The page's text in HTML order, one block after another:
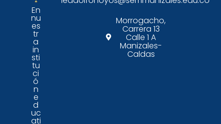
En
nu
es
tr
a
in
sti
tu
ci
ó
n
e
d
uc
ati
Morrogacho,
Carrera 13
Calle 1 A
Manizales-
Caldas